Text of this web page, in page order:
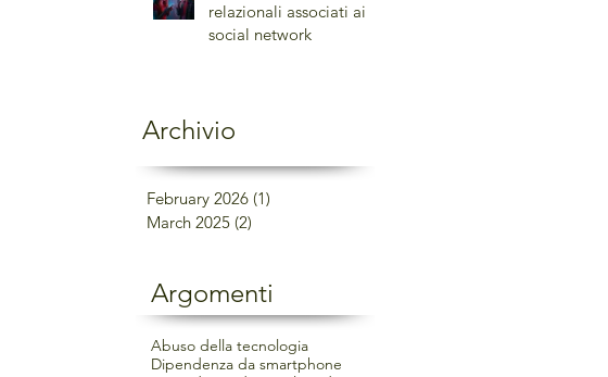
relazionali associati ai
social network
Archivio
February 2026 (1)
March 2025 (2)
Argomenti
Abuso della tecnologia
Dipendenza da smartphone